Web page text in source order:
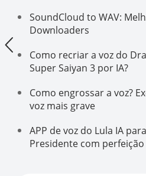
SoundCloud to WAV:
Downloaders
Como recriar a voz do
Super Saiyan 3 por IA?
Como engrossar a voz?
voz mais grave
APP de voz do Lula IA
Presidente com perfeição